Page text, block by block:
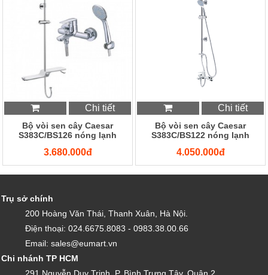
Chi tiết
Bộ vòi sen cây Caesar
S383C/BS126 nóng lạnh
3.680.000đ
Chi tiết
Bộ vòi sen cây Caesar
S383C/BS122 nóng lạnh
4.050.000đ
Trụ sở chính
200 Hoàng Văn Thái, Thanh Xuân, Hà Nội.
Điện thoại: 024.6675.8083 - 0983.38.00.66
Email: sales@eumart.vn
Chi nhánh TP HCM